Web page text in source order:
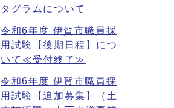
タグラムについて
令和6年度 伊賀市職員採
用試験【後期日程】につ
いて≪受付終了≫
令和6年度 伊賀市職員採
用試験【追加募集】（土